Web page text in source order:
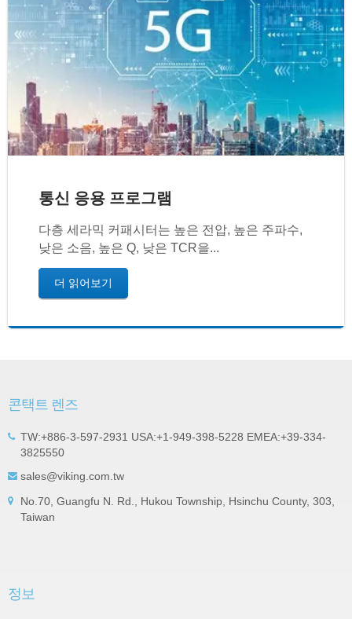
통신 응용 프로그램
다층 세라믹 커패시터는 높은 전압, 높은 주파수,
낮은 소음, 높은 Q, 낮은 TCR을...
더 읽어보기
콘택트 렌즈
TW:+886-3-597-2931 USA:+1-949-398-5228 EMEA:+39-334-
3825550
sales@viking.com.tw
No.70, Guangfu N. Rd., Hukou Township, Hsinchu County, 303,
Taiwan
정보